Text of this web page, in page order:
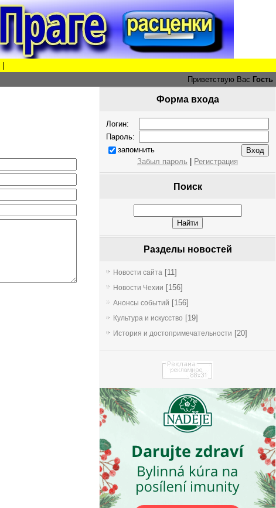
Приветствую Вас Гость
Форма входа
Логин:
Пароль:
запомнить
Забыл пароль
Регистрация
Поиск
Разделы новостей
Новости сайта [11]
Новости Чехии [156]
Анонсы событий [156]
Культура и искусство [19]
История и достопримечательности [20]